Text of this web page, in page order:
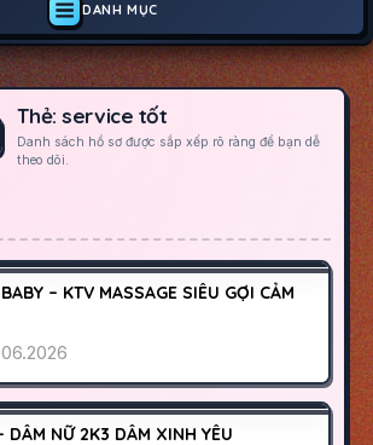
DANH MỤC
Thẻ:service tốt
Danh sách hồ sơ được sắp xếp rõ ràng để bạn dễ
theo dõi.
1500K
SÀI GÒN
– KTV MASSAGE SIÊU GỢI CẢM
DÂM NỮ 2K3 DÂM XINH YÊU